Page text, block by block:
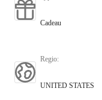
Cadeau
Regio:
UNITED STATES